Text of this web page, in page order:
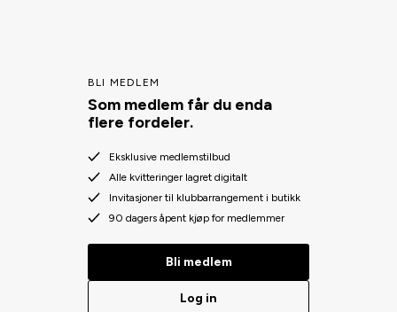
BLI MEDLEM
Som medlem får du enda
flere fordeler.
Eksklusive medlemstilbud
Alle kvitteringer lagret digitalt
Invitasjoner til klubbarrangement i butikk
90 dagers åpent kjøp for medlemmer
Bli medlem
Log in